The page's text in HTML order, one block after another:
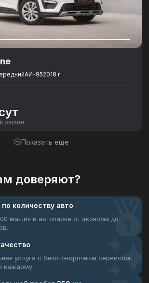
АИ-952018 г.
расчет
Показать еще
доверяют?
по количеству авто
машин в автопарке от эконома до
услуга с безоговорочным сервисом,
каждому